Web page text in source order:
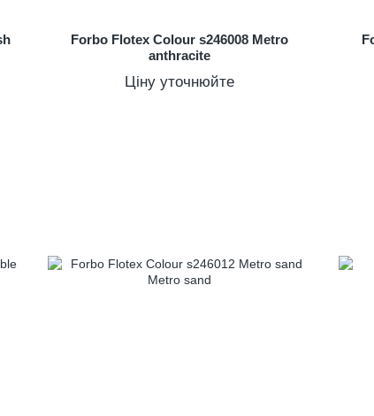
Forbo Flotex Colour s246008 Metro
anthracite
Ціну уточнюйте